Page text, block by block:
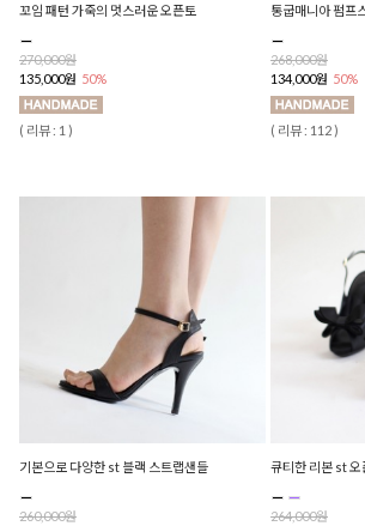
꼬임 패턴 가죽의 멋스러운 오픈토
270,000원
135,000원 50%
( 리뷰 : 1 )
통굽매니아 펌프
268,000원
134,000원 50%
( 리뷰 : 112 )
기본으로 다양한 st 블랙 스트랩샌들
260,000원
큐티한 리본 st 오
264,000원